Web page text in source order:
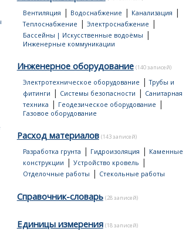
Вентиляция | Водоснабжение | Канализация |
Теплоснабжение | Электроснабжение |
Бассейны | Искусственные водоёмы |
Инженерные коммуникации
Инженерное оборудование (140 записей)
Электротехническое оборудование |Трубы и
фитинги | Системы безопасности | Санитарная
техника | Геодезическое оборудование |
Газовое оборудование
Расход материалов (143 записей)
Разработка грунта | Гидроизоляция | Каменные
конструкции | Устройство кровель |
Отделочные работы | Стекольные работы
Справочник-словарь (28 записей)
Единицы измерения (18 записей)